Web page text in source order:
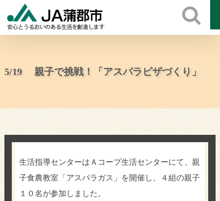
5/19 親子で挑戦！「アスパラピザづくり」
生活指導センターはＡコープ生活センターにて、親
子食農教室「アスパラガス」を開催し、４組の親子
１０名が参加しました。